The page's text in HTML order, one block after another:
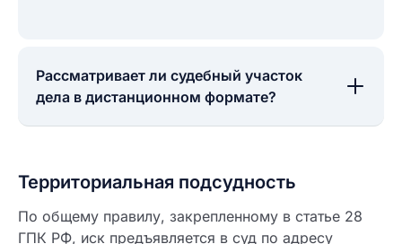
Рассматривает ли судебный участок
дела в дистанционном формате?
Территориальная подсудность
По общему правилу, закрепленному в статье 28
ГПК РФ, иск предъявляется в суд по адресу